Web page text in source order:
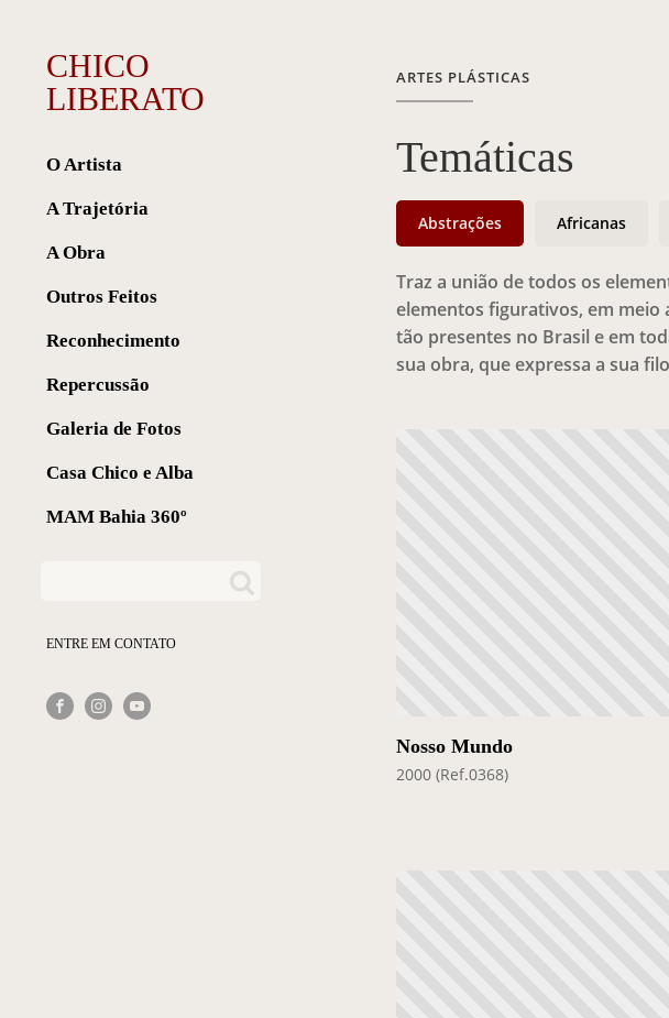
CHICO
LIBERATO
O Artista
A Trajetória
A Obra
Outros Feitos
Reconhecimento
Repercussão
Galeria de Fotos
Casa Chico e Alba
MAM Bahia 360º
ENTRE EM CONTATO
ARTES PLÁSTICAS
Temáticas
Abstrações Africanas
Traz a união de todos os
elementos figurativos, em meio
tão presentes no Brasil e em
sua obra, que expressa a sua
Nosso Mundo
2000 (Ref.0368)